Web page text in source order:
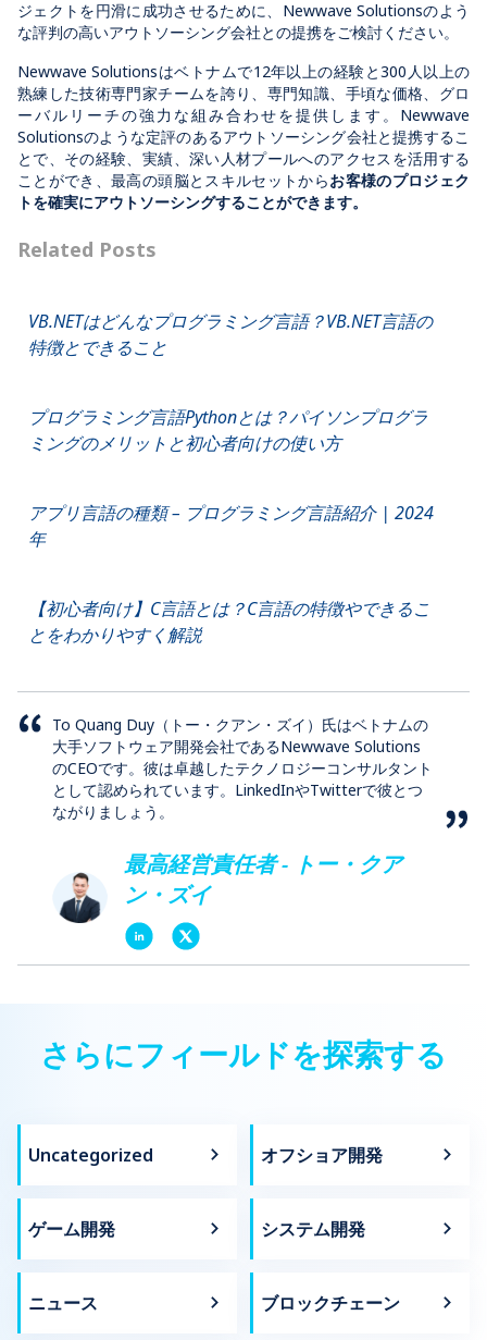
ジェクトを円滑に成功させるために、Newwave Solutionsのよう
な評判の高いアウトソーシング会社との提携をご検討ください。
Newwave Solutionsはベトナムで12年以上の経験と300人以上の
熟練した技術専門家チームを誇り、専門知識、手頃な価格、グロ
ーバルリーチの強力な組み合わせを提供します。Newwave
Solutionsのような定評のあるアウトソーシング会社と提携するこ
とで、その経験、実績、深い人材プールへのアクセスを活用する
ことができ、最高の頭脳とスキルセットからお客様のプロジェク
トを確実にアウトソーシングすることができます。
Related Posts
VB.NETはどんなプログラミング言語？VB.NET言語の
特徴とできること
プログラミング言語Pythonとは？パイソンプログラ
ミングのメリットと初心者向けの使い方
アプリ言語の種類 – プログラミング言語紹介 | 2024
年
【初心者向け】C言語とは？C言語の特徴やできるこ
とをわかりやすく解説
To Quang Duy（トー・クアン・ズイ）氏はベトナムの
大手ソフトウェア開発会社であるNewwave Solutions
のCEOです。彼は卓越したテクノロジーコンサルタント
として認められています。LinkedInやTwitterで彼とつ
ながりましょう。
最高経営責任者 - トー・クア
ン・ズイ
さらにフィールドを探索する
Uncategorized オフショア開発
ゲーム開発 システム開発
ニュース ブロックチェーン